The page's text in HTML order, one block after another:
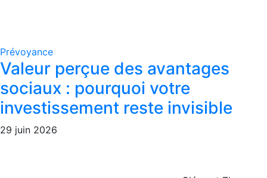
Prévoyance
Valeur perçue des avantages
sociaux : pourquoi votre
investissement reste invisible
29 juin 2026